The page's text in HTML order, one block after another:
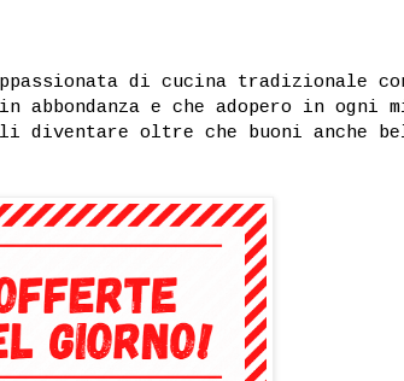
di cucina tradizionale
e che adopero in ogni
oltre che buoni anche